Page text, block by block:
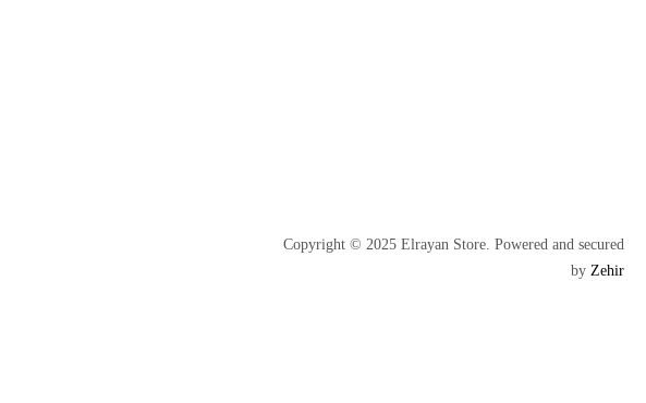
Copyright © 2025 Elrayan Store. Powered and secured
by Zehir